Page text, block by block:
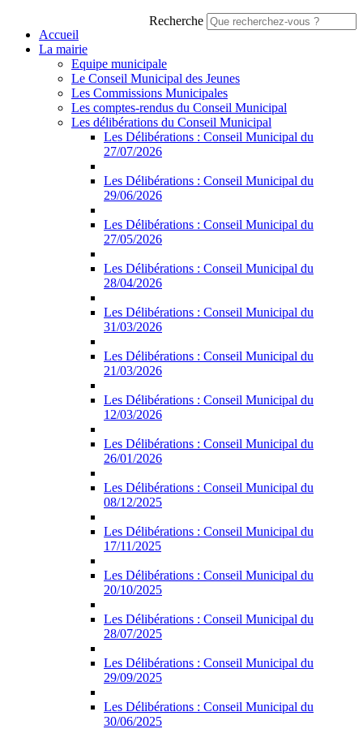
Recherche
Accueil
La mairie
Equipe municipale
Le Conseil Municipal des Jeunes
Les Commissions Municipales
Les comptes-rendus du Conseil Municipal
Les délibérations du Conseil Municipal
Les Délibérations : Conseil Municipal du
27/07/2026
Les Délibérations : Conseil Municipal du
29/06/2026
Les Délibérations : Conseil Municipal du
27/05/2026
Les Délibérations : Conseil Municipal du
28/04/2026
Les Délibérations : Conseil Municipal du
31/03/2026
Les Délibérations : Conseil Municipal du
21/03/2026
Les Délibérations : Conseil Municipal du
12/03/2026
Les Délibérations : Conseil Municipal du
26/01/2026
Les Délibérations : Conseil Municipal du
08/12/2025
Les Délibérations : Conseil Municipal du
17/11/2025
Les Délibérations : Conseil Municipal du
20/10/2025
Les Délibérations : Conseil Municipal du
28/07/2025
Les Délibérations : Conseil Municipal du
29/09/2025
Les Délibérations : Conseil Municipal du
30/06/2025